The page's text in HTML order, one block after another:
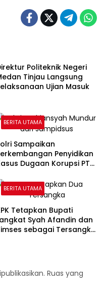
Politeknik Negeri
Tinjau Langsung
Ujian Masuk
BERITA UTAMA
Sampaikan
Penyidikan
Dugaan Korupsi PT
Tersangka
BERITA UTAMA
Tetapkan Bupati
Syah Afandin dan
sebagai Tersangka
Ruas yang